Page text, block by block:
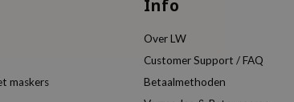
maskers
Info
Over LW
Customer Support / FAQ
Betaalmethoden